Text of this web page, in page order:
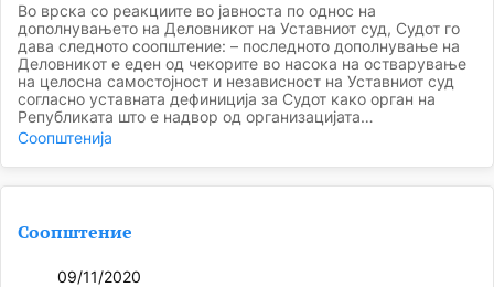
Во врска со реакциите во јавноста по однос на
дополнувањето на Деловникот на Уставниот суд, Судот го
дава следното соопштение: – последното дополнување на
Деловникот е еден од чекорите во насока на остварување
на целосна самостојност и независност на Уставниот суд
согласно уставната дефиниција за Судот како орган на
Републиката што е надвор од организацијата…
Соопштенија
Соопштение
09/11/2020